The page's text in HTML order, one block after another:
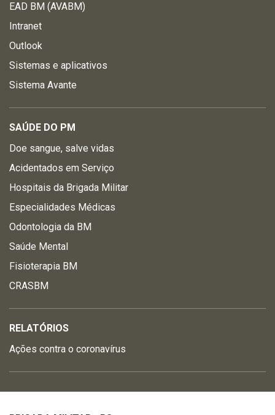
EAD BM (AVABM)
Intranet
Outlook
Sistemas e aplicativos
Sistema Avante
SAÚDE DO PM
Doe sangue, salve vidas
Acidentados em Serviço
Hospitais da Brigada Militar
Especialidades Médicas
Odontologia da BM
Saúde Mental
Fisioterapia BM
CRASBM
RELATÓRIOS
Ações contra o coronavírus